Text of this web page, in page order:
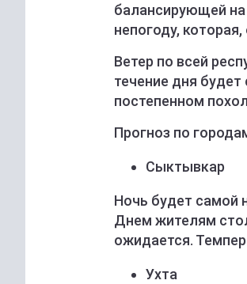
балансирующей
непогоду,
Ветер по всей
течение дня
постепенном
Прогноз по
Сыктывкар
Ночь будет самой
Днем жителям
ожидается.
Ухта